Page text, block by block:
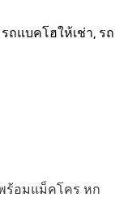
รถแบคโฮให้เช่า, รถ
ร้อมแม็คโคร หก